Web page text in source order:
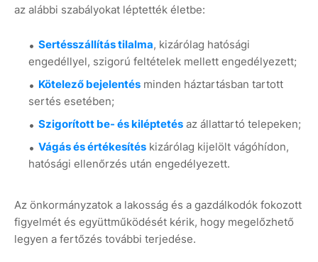
az alábbi szabályokat léptették életbe:
Sertésszállítás tilalma, kizárólag hatósági
engedéllyel, szigorú feltételek mellett engedélyezett;
Kötelező bejelentés minden háztartásban tartott
sertés esetében;
Szigorított be- és kiléptetés az állattartó telepeken;
Vágás és értékesítés kizárólag kijelölt vágóhídon,
hatósági ellenőrzés után engedélyezett.
Az önkormányzatok a lakosság és a gazdálkodók fokozott
figyelmét és együttműködését kérik, hogy megelőzhető
legyen a fertőzés további terjedése.